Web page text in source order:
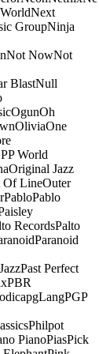
Next
GroupNinja
Not NowNot
BlastNull
OgunOh
OliviaOne
World
Original Jazz
Of LineOuter
PabloPablo
RecordsPalto
Paranoid
Past Perfect
PBR
pgLangPGP
Philpot
PianoPiasPick